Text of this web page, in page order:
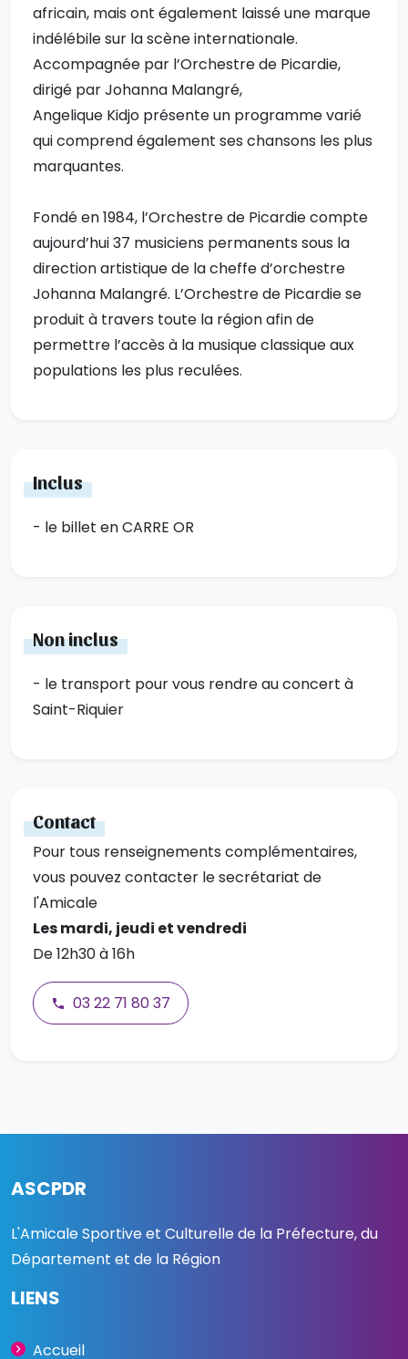
africain, mais ont également laissé une marque
indélébile sur la scène internationale.
Accompagnée par l’Orchestre de Picardie,
dirigé par Johanna Malangré,
Angelique Kidjo présente un programme varié
qui comprend également ses chansons les plus
marquantes.
Fondé en 1984, l’Orchestre de Picardie compte
aujourd’hui 37 musiciens permanents sous la
direction artistique de la cheffe d’orchestre
Johanna Malangré. L’Orchestre de Picardie se
produit à travers toute la région afin de
permettre l’accès à la musique classique aux
populations les plus reculées.
Inclus
- le billet en CARRE OR
Non inclus
- le transport pour vous rendre au concert à
Saint-Riquier
Contact
Pour tous renseignements complémentaires,
vous pouvez contacter le secrétariat de
l'Amicale
Les mardi, jeudi et vendredi
De 12h30 à 16h
03 22 71 80 37
ASCPDR
L'Amicale Sportive et Culturelle de la Préfecture, du
Département et de la Région
LIENS
Accueil